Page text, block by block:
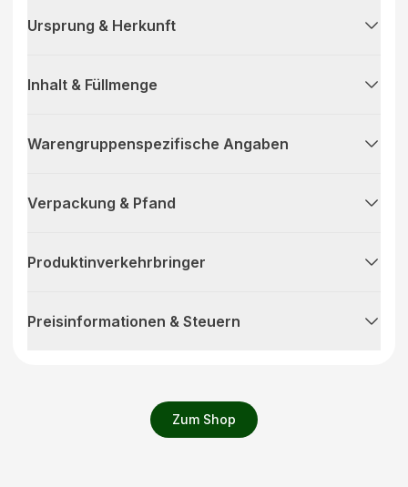
Zum Shop
Ursprung & Herkunft
Inhalt & Füllmenge
Warengruppenspezifische Angaben
Verpackung & Pfand
Produktinverkehrbringer
Preisinformationen & Steuern